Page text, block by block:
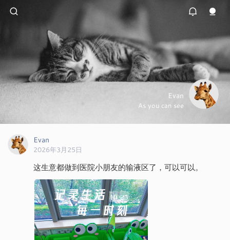
Evan
As you can see
Evan
2026年3月25日
这生意都做到医院小朋友的输液区了，可以可以。